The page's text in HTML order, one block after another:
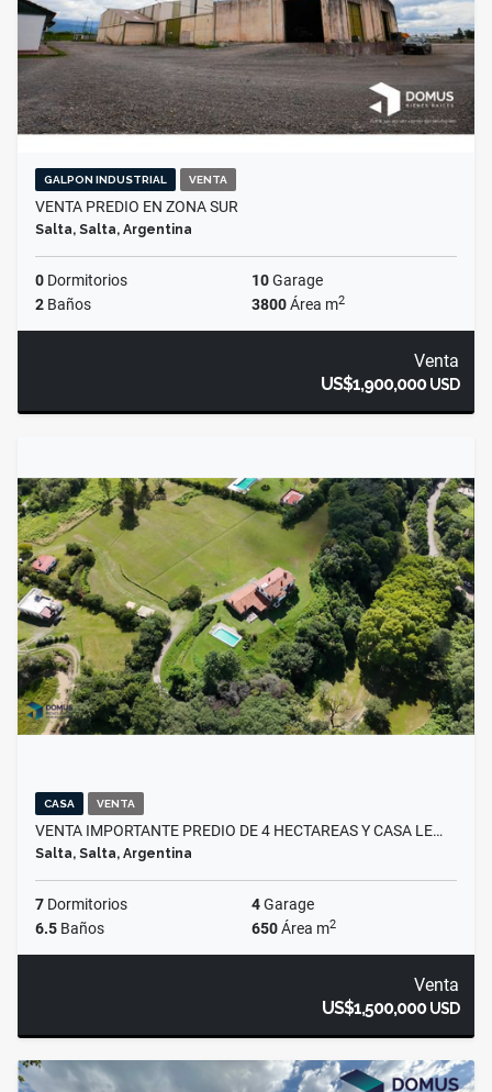
GALPON INDUSTRIAL VENTA
VENTA PREDIO EN ZONA SUR
Salta, Salta, Argentina
0 Dormitorios 10Garage
2 Baños 3800Área m2
Venta
US$1,900,000USD
CASA VENTA
VENTA IMPORTANTE PREDIO DE 4 HECTAREAS Y CASA LE…
Salta, Salta, Argentina
7 Dormitorios 4Garage
6.5 Baños 650Área m2
Venta
US$1,500,000USD